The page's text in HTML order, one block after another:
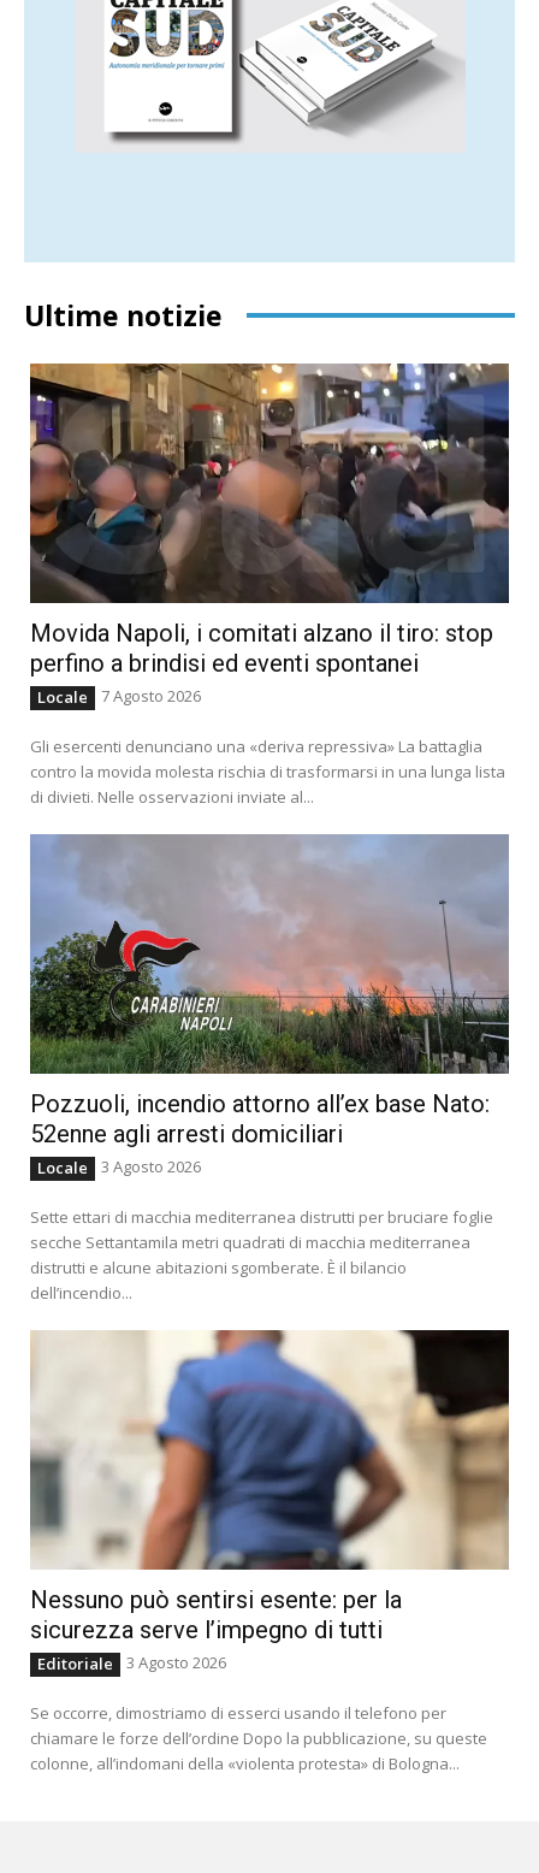
Ultime notizie
Movida Napoli, i comitati alzano il tiro: stop
perfino a brindisi ed eventi spontanei
Locale 7 Agosto 2026
Gli esercenti denunciano una «deriva repressiva» La battaglia
contro la movida molesta rischia di trasformarsi in una lunga lista
di divieti. Nelle osservazioni inviate al...
Pozzuoli, incendio attorno all’ex base Nato:
52enne agli arresti domiciliari
Locale 3 Agosto 2026
Sette ettari di macchia mediterranea distrutti per bruciare foglie
secche Settantamila metri quadrati di macchia mediterranea
distrutti e alcune abitazioni sgomberate. È il bilancio
dell’incendio...
Nessuno può sentirsi esente: per la
sicurezza serve l’impegno di tutti
Editoriale 3 Agosto 2026
Se occorre, dimostriamo di esserci usando il telefono per
chiamare le forze dell’ordine Dopo la pubblicazione, su queste
colonne, all’indomani della «violenta protesta» di Bologna...